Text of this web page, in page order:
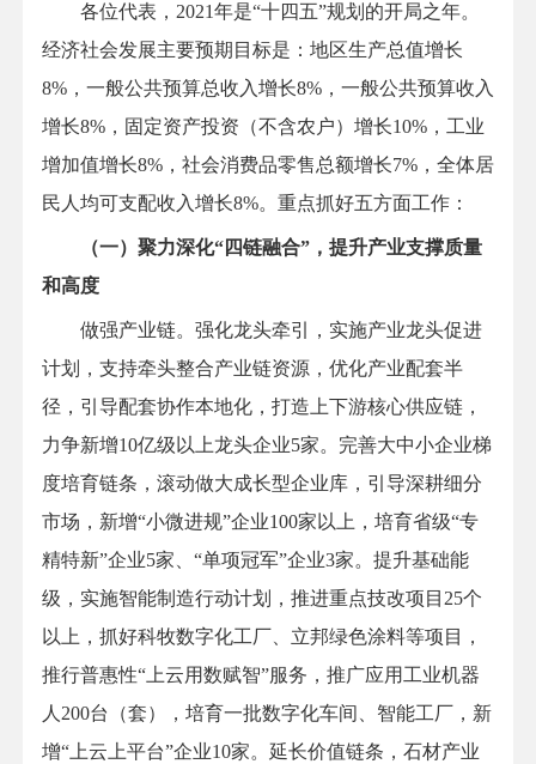
各位代表，2021年是“十四五”规划的开局之年。
经济社会发展主要预期目标是：地区生产总值增长
8%，一般公共预算总收入增长8%，一般公共预算收入
增长8%，固定资产投资（不含农户）增长10%，工业
增加值增长8%，社会消费品零售总额增长7%，全体居
民人均可支配收入增长8%。重点抓好五方面工作：
（一）聚力深化“四链融合”，提升产业支撑质量
和高度
做强产业链。强化龙头牵引，实施产业龙头促进
计划，支持牵头整合产业链资源，优化产业配套半
径，引导配套协作本地化，打造上下游核心供应链，
力争新增10亿级以上龙头企业5家。完善大中小企业梯
度培育链条，滚动做大成长型企业库，引导深耕细分
市场，新增“小微进规”企业100家以上，培育省级“专
精特新”企业5家、“单项冠军”企业3家。提升基础能
级，实施智能制造行动计划，推进重点技改项目25个
以上，抓好科牧数字化工厂、立邦绿色涂料等项目，
推行普惠性“上云用数赋智”服务，推广应用工业机器
人200台（套），培育一批数字化车间、智能工厂，新
增“上云上平台”企业10家。延长价值链条，石材产业